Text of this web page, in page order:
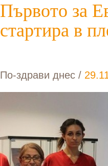
Първото за
стартира в
По-здрави днес /